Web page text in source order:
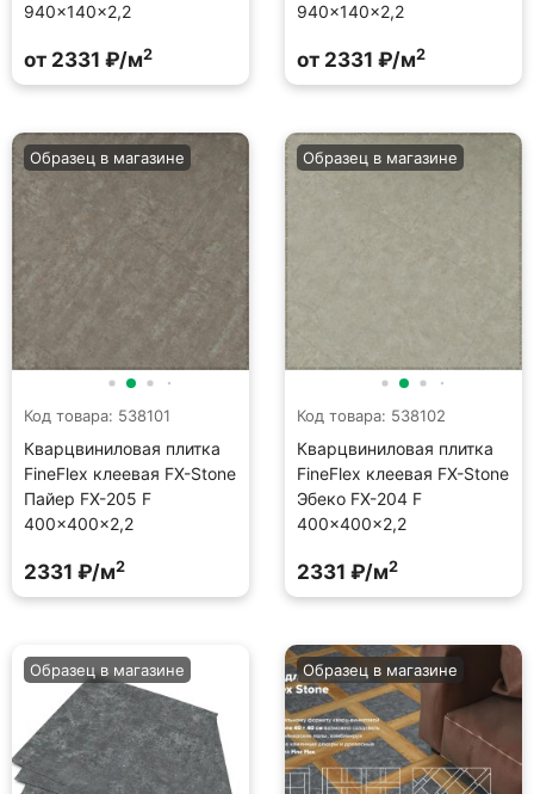
940×140×2,2
от 2331 ₽/м2
940×140×2,2
от 2331 ₽/м2
Код товара: 538101
Кварцвиниловая плитка
FineFlex клеевая FX-Stone
Пайер FX-205 F
400×400×2,2
Образец в магазине
2331 ₽/м2
Код товара: 538102
Кварцвиниловая плитка
FineFlex клеевая FX-Stone
Эбеко FX-204 F
400×400×2,2
Образец в магазине
2331 ₽/м2
Образец в магазине Образец в магазине